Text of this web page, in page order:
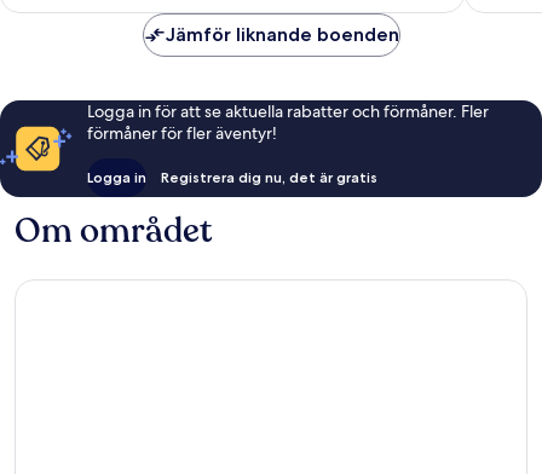
Jämför liknande boenden
Logga in för att se aktuella rabatter och förmåner. Fler
förmåner för fler äventyr!
Logga in Registrera dig nu, det är gratis
Om området